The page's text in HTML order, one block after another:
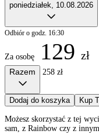
poniedziałek, 10.08.2026
Odbiór o godz. 16:30
Za osobę 129 zł
Razem 258 zł
Dodaj do koszyka Kup
Możesz skorzystać z tej
sam, z Rainbow czy z